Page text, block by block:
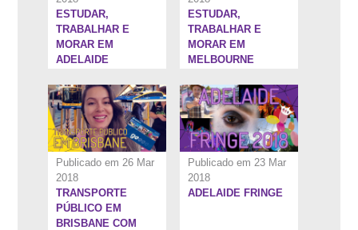
ESTUDAR,
TRABALHAR E
MORAR EM
ADELAIDE
ESTUDAR,
TRABALHAR E
MORAR EM
MELBOURNE
Publicado em 26 Mar
2018
TRANSPORTE
PÚBLICO EM
BRISBANE COM
Publicado em 23 Mar
2018
ADELAIDE FRINGE